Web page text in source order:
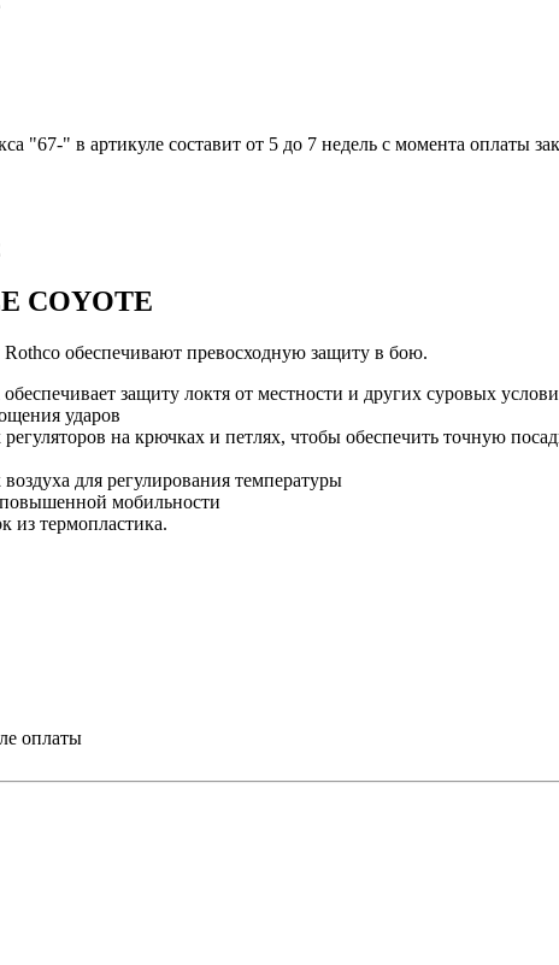
"67-" в артикуле составит от 5 до 7 недель с момента оплаты
COYOTE
обеспечивают превосходную защиту в бою.
защиту локтя от местности и других суровых
ударов
на крючках и петлях, чтобы обеспечить точную
для регулирования температуры
мобильности
из термопластика.
оплаты